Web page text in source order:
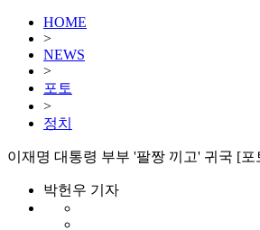
HOME
>
NEWS
>
포토
>
정치
이재명 대통령 부부 '팔짱 끼고' 귀국 [포
박헌우 기자